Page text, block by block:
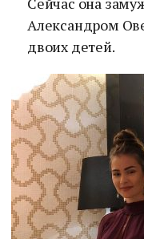
Александром
двоих детей.